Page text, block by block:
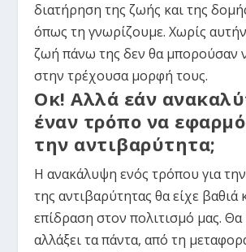
διατήρηση της ζωής και της
όπως τη γνωρίζουμε. Χωρίς
ζωή πάνω της δεν θα μπορούσαν
στην τρέχουσα μορφή τους.
Οκ! Αλλά εάν
έναν τρόπο να
την αντιβαρύτητα;
Η ανακάλυψη ενός τρόπου για
της αντιβαρύτητας θα είχε βαθιά
επίδραση στον πολιτισμό μας.
αλλάξει τα πάντα, από τη